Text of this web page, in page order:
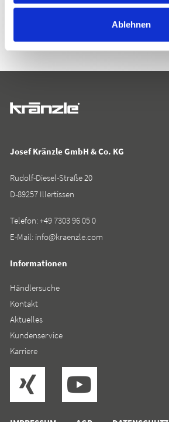
Ablehnen
Josef Kränzle GmbH & Co. KG
Rudolf-Diesel-Straße 20
D-89257 Illertissen
Telefon:+49 7303 96 05 0
E-Mail: info@kraenzle.com
Informationen
Händlersuche
Kontakt
Aktuelles
Kundenservice
Karriere